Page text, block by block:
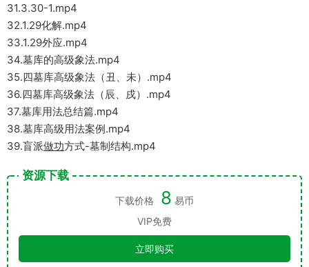
31.3.30-1.mp4
32.1.29化解.mp4
33.1.29外应.mp4
34.墓库的高级象法.mp4
35.四墓库高级象法（丑、未）.mp4
36.四墓库高级象法（辰、戌）.mp4
37.墓库用法总结篇.mp4
38.墓库高级用法案例.mp4
39.盲派做功方式-墓制结构.mp4
资源下载
下载价格 8 易币
VIP免费
立即购买